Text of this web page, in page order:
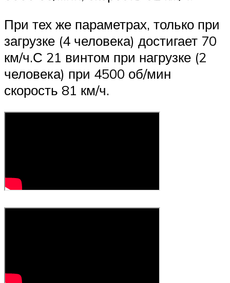
При тех же параметрах, только при
загрузке (4 человека) достигает 70
км/ч.С 21 винтом при нагрузке (2
человека) при 4500 об/мин
скорость 81 км/ч.